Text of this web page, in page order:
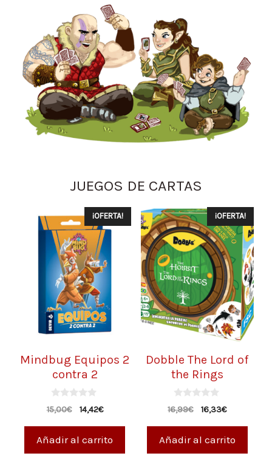
JUEGOS DE CARTAS
¡OFERTA!
Mindbug Equipos 2
contra 2
0
d
15,00€ 14,42€
Añadir al carrito
¡OFERTA!
Dobble The Lord of
the Rings
0
d
16,99€ 16,33€
Añadir al carrito